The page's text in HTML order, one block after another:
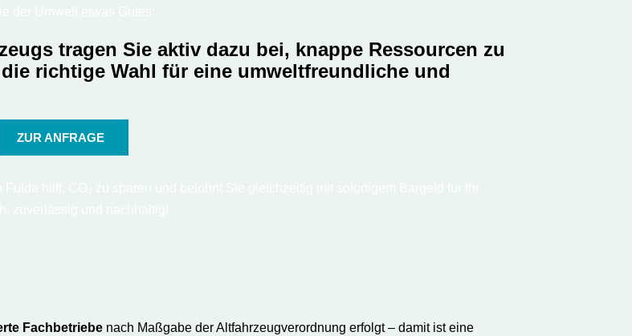
tragen Sie aktiv dazu bei, knappe Ressourcen zu
richtige Wahl für eine umweltfreundliche und
ZUR ANFRAGE
Fachbetriebe nach Maßgabe der Altfahrzeugverordnung erfolgt – damit ist eine